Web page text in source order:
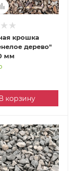
крошка
дерево"
мм
корзину